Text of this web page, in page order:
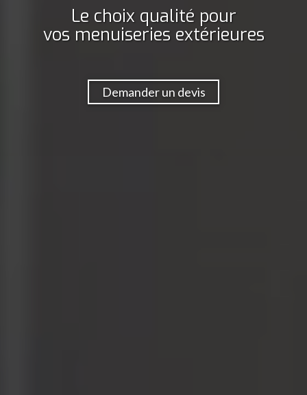
Le choix qualité pour
vos menuiseries extérieures
Demander un devis